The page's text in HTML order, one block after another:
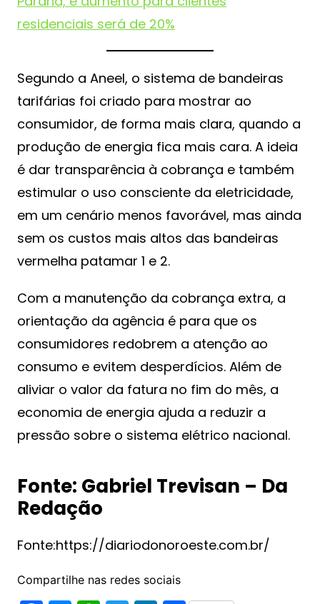
residenciais será de 20%
Segundo a Aneel, o sistema de bandeiras
tarifárias foi criado para mostrar ao
consumidor, de forma mais clara, quando a
produção de energia fica mais cara. A ideia
é dar transparência à cobrança e também
estimular o uso consciente da eletricidade,
em um cenário menos favorável, mas ainda
sem os custos mais altos das bandeiras
vermelha patamar 1 e 2.
Com a manutenção da cobrança extra, a
orientação da agência é para que os
consumidores redobrem a atenção ao
consumo e evitem desperdícios. Além de
aliviar o valor da fatura no fim do mês, a
economia de energia ajuda a reduzir a
pressão sobre o sistema elétrico nacional.
Fonte: Gabriel Trevisan – Da
Redação
Fonte:https://diariodonoroeste.com.br/
Compartilhe nas redes sociais